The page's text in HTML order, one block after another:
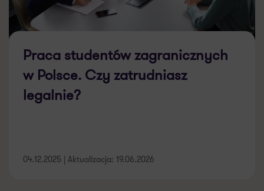
Praca studentów zagranicznych
w Polsce. Czy zatrudniasz
legalnie?
04.12.2025 | Aktualizacja: 19.06.2026